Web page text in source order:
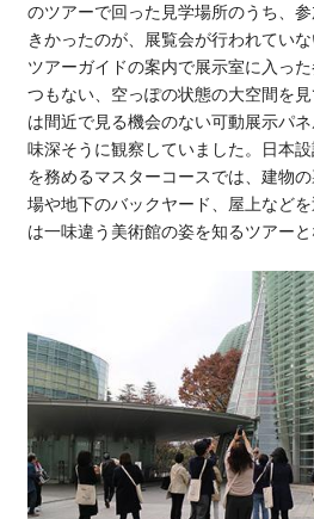
のツアーで回った見学場所のうち、
きかったのが、展覧会が行われていな
ツアーガイドの案内で展示室に入っ
つもない、空っぽの状態の大空間を
は間近で見る機会のない可動展示パ
味深そうに観察していました。日本
を務めるマスターコースでは、建物
場や地下のバックヤード、屋上など
は一味違う美術館の姿を知るツアーと